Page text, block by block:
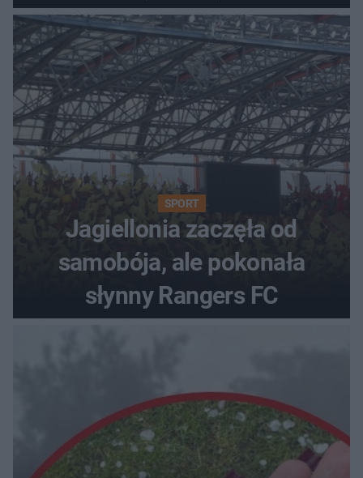
SPORT
Jagiellonia zaczęła od
samobója, ale pokonała
słynny Rangers FC